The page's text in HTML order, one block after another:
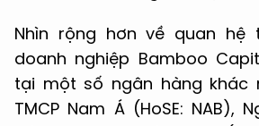
Nhìn rộng hơn về quan hệ
doanh nghiệp Bamboo
tại một số ngân hàng khác
TMCP Nam Á (HoSE: NAB),